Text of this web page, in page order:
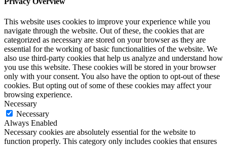
This website uses cookies to improve your experience while you
navigate through the website. Out of these, the cookies that are
categorized as necessary are stored on your browser as they are
essential for the working of basic functionalities of the website. We
also use third-party cookies that help us analyze and understand how
you use this website. These cookies will be stored in your browser
only with your consent. You also have the option to opt-out of these
cookies. But opting out of some of these cookies may affect your
browsing experience.
Necessary
Necessary
Always Enabled
Necessary cookies are absolutely essential for the website to
function properly. This category only includes cookies that ensures